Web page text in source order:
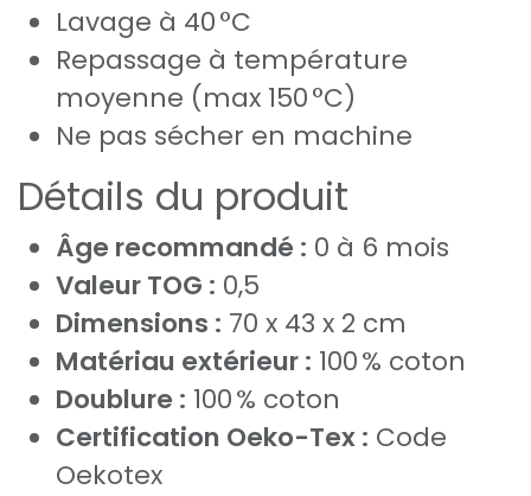
Lavage à 40 °C
Repassage à température
moyenne (max 150 °C)
Ne pas sécher en machine
Détails du produit
Âge recommandé : 0 à 6 mois
Valeur TOG : 0,5
Dimensions : 70 x 43 x 2 cm
Matériau extérieur : 100 % coton
Doublure : 100 % coton
Certification Oeko-Tex : Code
Oekotex